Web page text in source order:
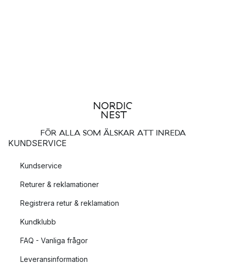
FÖR ALLA SOM ÄLSKAR ATT INREDA
KUNDSERVICE
Kundservice
Returer & reklamationer
Registrera retur & reklamation
Kundklubb
FAQ - Vanliga frågor
Leveransinformation